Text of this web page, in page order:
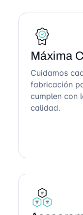
Máxima
Cuidamos
fabricación
cumplen con
calidad.